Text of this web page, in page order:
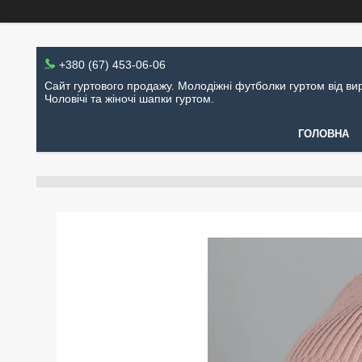
+380 (67) 453-06-06
Сайт гуртового продажу. Молодіжні футболки гуртом від
Чоловічі та жіночі шапки гуртом.
ГОЛОВНА